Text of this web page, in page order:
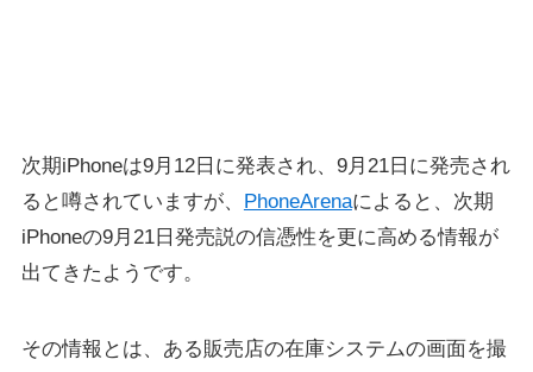
次期iPhoneは9月12日に発表され、9月21日に発売され
ると噂されていますが、
PhoneArenaによると、次期
iPhoneの9月21日発売説の信憑性を更に高める情報が
出てきたようです。
その情報とは、ある販売店の在庫システムの画面を撮